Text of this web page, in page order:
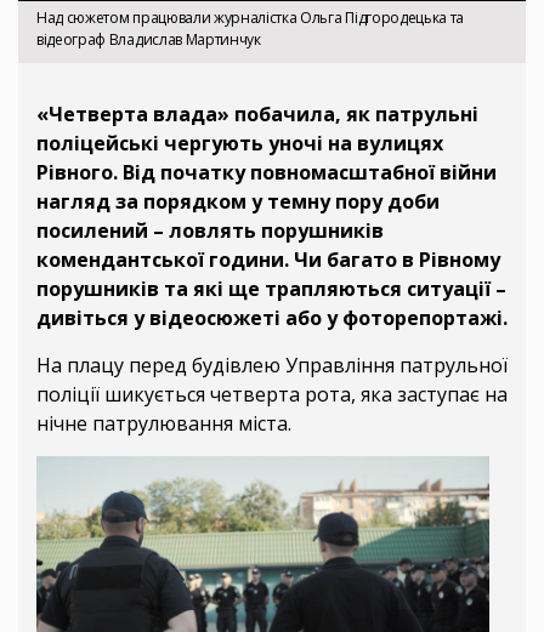
Над сюжетом працювали журналістка Ольга Підгородецька та
відеограф Владислав Мартинчук
«Четверта влада» побачила, як патрульні
поліцейські чергують уночі на вулицях
Рівного. Від початку повномаcштабної війни
нагляд за порядком у темну пору доби
посилений – ловлять порушників
комендантської години. Чи багато в Рівному
порушників та які ще трапляються ситуації –
дивіться у відеосюжеті або у фоторепортажі.
На плацу перед будівлею Управління патрульної
поліції шикується четверта рота, яка заступає на
нічне патрулювання міста.